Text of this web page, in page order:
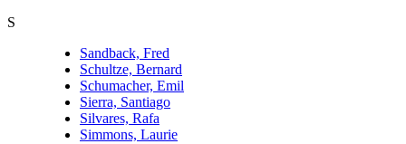
S
Sandback, Fred
Schultze, Bernard
Schumacher, Emil
Sierra, Santiago
Silvares, Rafa
Simmons, Laurie